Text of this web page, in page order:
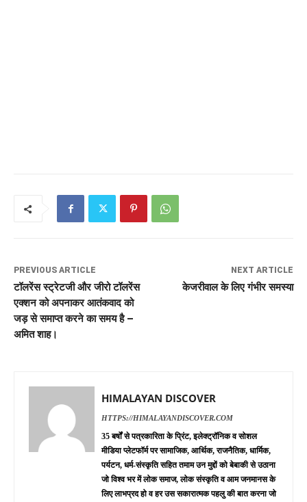
PREVIOUS ARTICLE
टॉलरेंस स्ट्रेटजी और जीरो टॉलरेंस
एक्शन को अपनाकर आतंकवाद को
जड़ से समाप्त करने का समय है –
अमित शाह।
NEXT ARTICLE
केजरीवाल के लिए गंभीर समस्या
HIMALAYAN DISCOVER
HTTPS://HIMALAYANDISCOVER.COM
35 बर्षों से पत्रकारिता के प्रिंट, इलेक्ट्रॉनिक व सोशल
मीडिया प्लेटफॉर्म पर सामाजिक, आर्थिक, राजनैतिक, धार्मिक,
पर्यटन, धर्म-संस्कृति सहित तमाम उन मुद्दों को बेबाकी से उठाना
जो विश्व भर में लोक समाज, लोक संस्कृति व आम जनमानस के
लिए लाभप्रद हो व हर उस सकारात्मक पहलु की बात करना जो